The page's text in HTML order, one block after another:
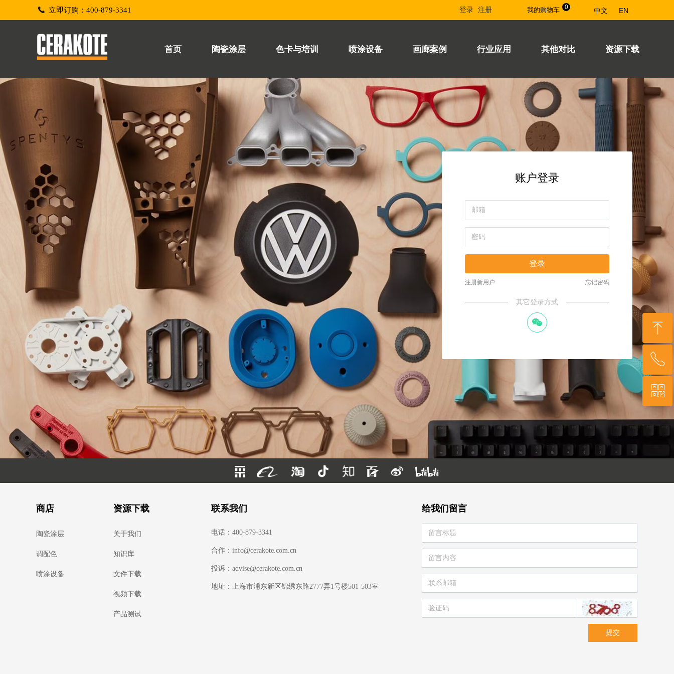
首页 陶瓷涂层 色卡与培训 喷涂设备 画廊案例 行业应用 其他对比 资源下载
끅 立即订购：400-879-3341 登录 注册 我的购物车 0 中文 EN
登录
忘记密码
注册新用户
其它登录方式
너
账户登录
商店
陶瓷涂层
调配色
喷涂设备
资源下载
关于我们
知识库
文件下载
视频下载
产品测试
提交
给我们留言
联系我们
电话：400-879-3341
合作：info@cerakote.com.cn
投诉：advise@cerakote.com.cn
地址：上海市浦东新区锦绣东路2777弄1号楼501-503室
ꁸ
回到顶部
ꂅ
400-879-3341
ꀥ
微信二维码